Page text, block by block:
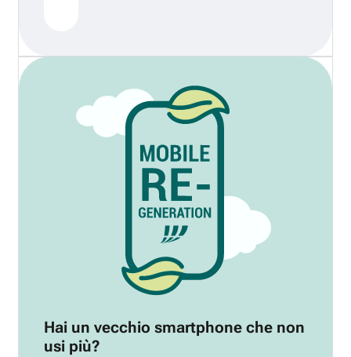
Hai un vecchio smartphone che non
usi più?